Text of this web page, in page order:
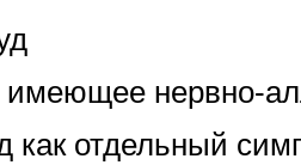
нервно-
как отдельный